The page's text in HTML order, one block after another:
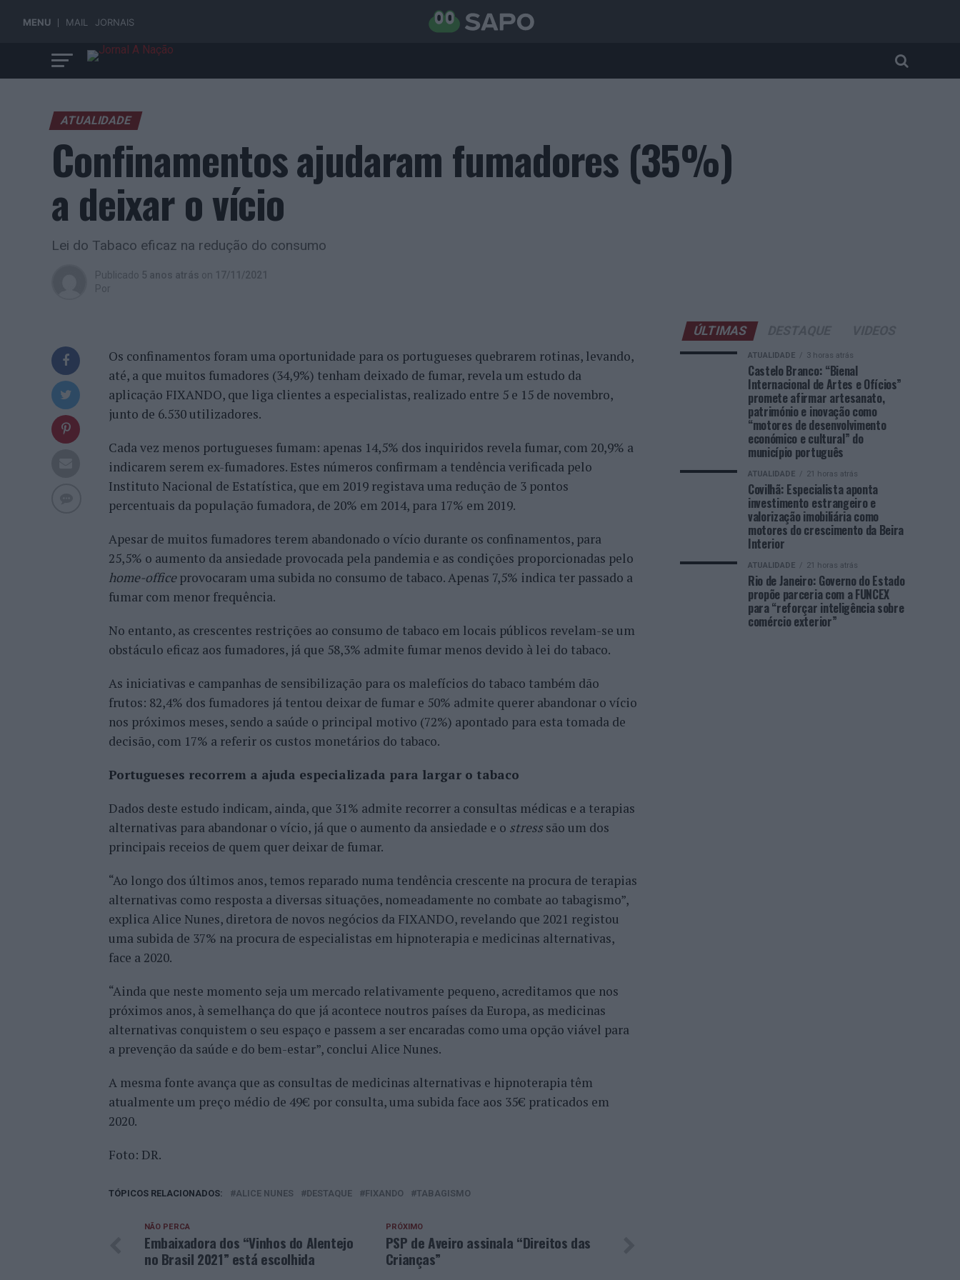
MENU MAIL JORNAIS
ATUALIDADE
Confinamentos ajudaram fumadores (35%)
a deixar o vício
Lei do Tabaco eficaz na redução do consumo
Publicado 5 anos atrás on 17/11/2021
Por
Os confinamentos foram uma oportunidade para os portugueses quebrarem rotinas, levando,
até, a que muitos fumadores (34,9%) tenham deixado de fumar, revela um estudo da
aplicação FIXANDO, que liga clientes a especialistas, realizado entre 5 e 15 de novembro,
junto de 6.530 utilizadores.
Cada vez menos portugueses fumam: apenas 14,5% dos inquiridos revela fumar, com 20,9% a
indicarem serem ex-fumadores. Estes números confirmam a tendência verificada pelo
Instituto Nacional de Estatística, que em 2019 registava uma redução de 3 pontos
percentuais da população fumadora, de 20% em 2014, para 17% em 2019.
Apesar de muitos fumadores terem abandonado o vício durante os confinamentos, para
25,5% o aumento da ansiedade provocada pela pandemia e as condições proporcionadas pelo
home-officeprovocaram uma subida no consumo de tabaco. Apenas 7,5% indica ter passado a
fumar com menor frequência.
No entanto, as crescentes restrições ao consumo de tabaco em locais públicos revelam-se um
obstáculo eficaz aos fumadores, já que 58,3% admite fumar menos devido à lei do tabaco.
As iniciativas e campanhas de sensibilização para os malefícios do tabaco também dão
frutos: 82,4% dos fumadores já tentou deixar de fumar e 50% admite querer abandonar o vício
nos próximos meses, sendo a saúde o principal motivo (72%) apontado para esta tomada de
decisão, com 17% a referir os custos monetários do tabaco.
Portugueses recorrem a ajuda especializada para largar o tabaco
Dados deste estudo indicam, ainda, que 31% admite recorrer a consultas médicas e a terapias
alternativas para abandonar o vício, já que o aumento da ansiedade e o stress são um dos
principais receios de quem quer deixar de fumar.
“Ao longo dos últimos anos, temos reparado numa tendência crescente na procura de terapias
alternativas como resposta a diversas situações, nomeadamente no combate ao tabagismo”,
explica Alice Nunes, diretora de novos negócios da FIXANDO, revelando que 2021 registou
uma subida de 37% na procura de especialistas em hipnoterapia e medicinas alternativas,
face a 2020.
“Ainda que neste momento seja um mercado relativamente pequeno, acreditamos que nos
próximos anos, à semelhança do que já acontece noutros países da Europa, as medicinas
alternativas conquistem o seu espaço e passem a ser encaradas como uma opção viável para
a prevenção da saúde e do bem-estar”, conclui Alice Nunes.
A mesma fonte avança que as consultas de medicinas alternativas e hipnoterapia têm
atualmente um preço médio de 49€ por consulta, uma subida face aos 35€ praticados em
2020.
Foto: DR.
TÓPICOS RELACIONADOS: ALICE NUNES DESTAQUE FIXANDO TABAGISMO
PRÓXIMO
PSP de Aveiro assinala “Direitos das
Crianças”
NÃO PERCA
Embaixadora dos “Vinhos do Alentejo
no Brasil 2021” está escolhida
ÚLTIMAS
ATUALIDADE 3 horas atrás
Castelo Branco: “Bienal
Internacional de Artes e Ofícios”
promete afirmar artesanato,
património e inovação como
“motores de desenvolvimento
económico e cultural” do
município português
ATUALIDADE 21 horas atrás
Covilhã: Especialista aponta
investimento estrangeiro e
valorização imobiliária como
motores do crescimento da Beira
Interior
ATUALIDADE 21 horas atrás
Rio de Janeiro: Governo do Estado
propõe parceria com a FUNCEX
para “reforçar inteligência sobre
comércio exterior”